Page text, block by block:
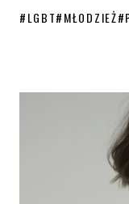
#LGBT#MŁODZIEŻ#